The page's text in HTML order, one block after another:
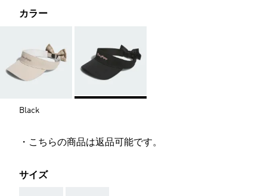
カラー
Black
・こちらの商品は返品可能です。
サイズ